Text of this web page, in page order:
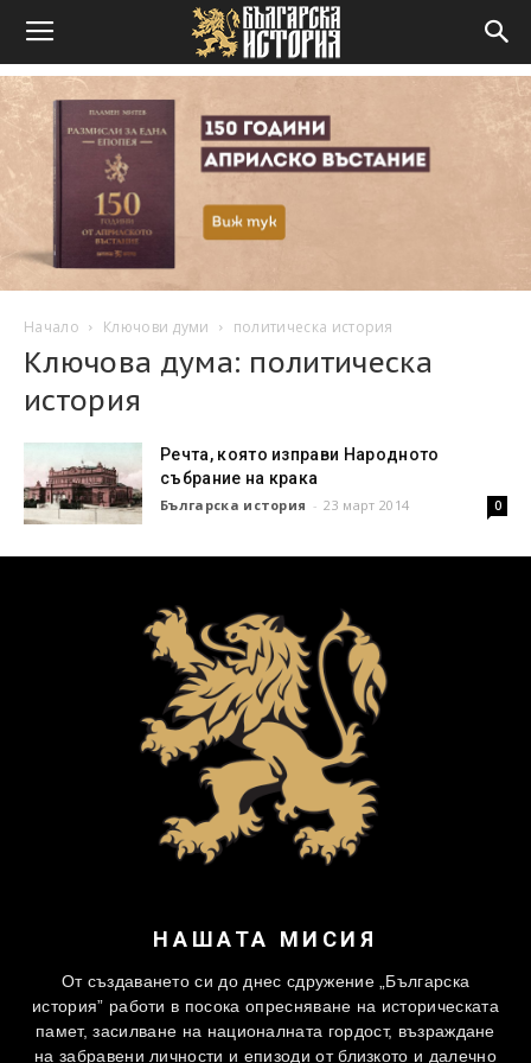
Начало Ключови думи политическа история
Ключова дума: политическа
история
Речта, която изправи Народното
събрание на крака
Българска история - 23 март 2014 0
НАШАТА МИСИЯ
От създаването си до днес сдружение „Българска
история” работи в посока опресняване на историческата
памет, засилване на националната гордост, възраждане
на забравени личности и епизоди от близкото и далечно